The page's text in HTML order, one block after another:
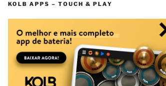
KOLB APPS – TOUCH & PLAY